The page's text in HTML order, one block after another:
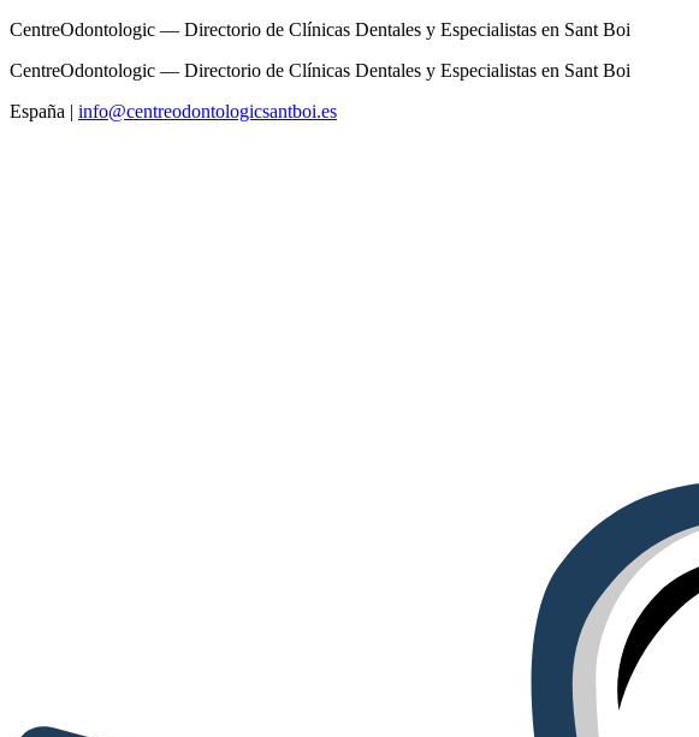
CentreOdontologic — Directorio de Clínicas Dentales y Especialistas en Sant Boi
CentreOdontologic — Directorio de Clínicas Dentales y Especialistas en Sant Boi
España | info@centreodontologicsantboi.es